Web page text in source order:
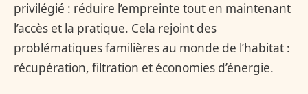
privilégié : réduire l’empreinte tout en maintenant
l’accès et la pratique. Cela rejoint des
problématiques familières au monde de l’habitat :
récupération, filtration et économies d’énergie.